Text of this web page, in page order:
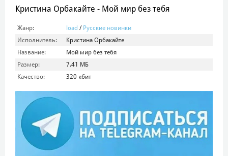
Кристина Орбакайте - Мой мир без тебя
Жанр: load / Русские новинки
Исполнитель:
Кристина Орбакайте
Название:
Мой мир без тебя
Размер:
7.41 МБ
Качество:
320 кбит